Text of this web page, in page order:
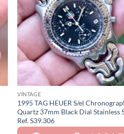
VINTAGE
1995 TAG HEUER S/el
Quartz 37mm Black Dial Stainless
Ref. S39.306